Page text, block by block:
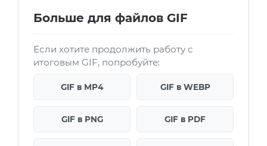
Больше для файлов GIF
Если хотите продолжить работу с
итоговым GIF, попробуйте:
GIF в MP4 GIF в WEBP
GIF в PNG GIF в PDF